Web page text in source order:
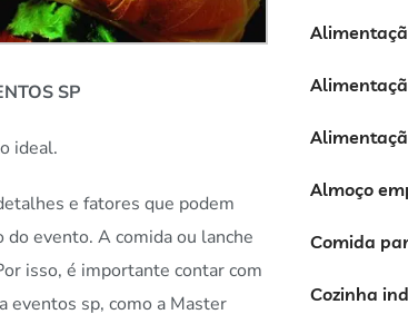
SP
ideal.
e fatores que podem
evento. A comida ou lanche
isso, é importante contar com
eventos sp, como a Master
Almoço
Comida
Cozinha